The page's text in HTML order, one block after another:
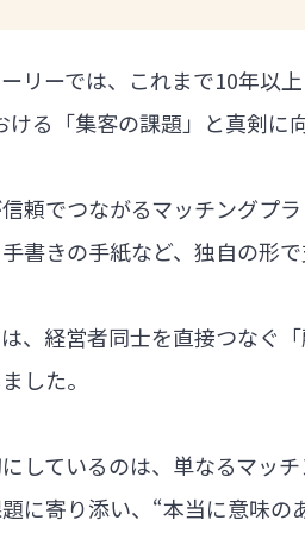
リーでは、これまで10年以上
る「集客の課題」と真剣に
頼でつながるマッチングプラ
書きの手紙など、独自の形で
、経営者同士を直接つなぐ
した。
しているのは、単なるマッ
に寄り添い、“本当に意味の